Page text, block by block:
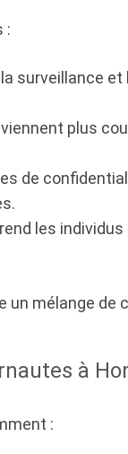
:
surveillance
plus
de
les
un mélange
à
: